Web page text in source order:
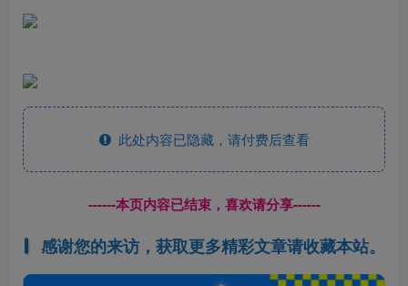
此处内容已隐藏，请付费后查看
------本页内容已结束，喜欢请分享------
感谢您的来访，获取更多精彩文章请收藏本站。